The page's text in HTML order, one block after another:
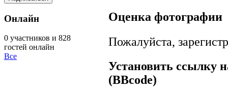
Оценка фотографии
Пожалуйста,
Установить ссылку
(BBcode)
Онлайн
0 участников и 828
гостей онлайн
Все